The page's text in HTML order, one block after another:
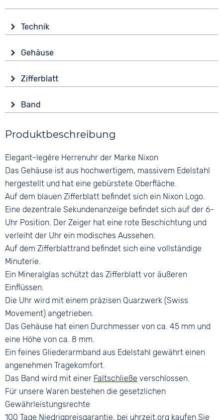
Technik
Batterie (Quarz)
Wasserdicht
10 bar
Gehäuse
Edelstahl
Form
Rund
Glas
Farbe
Silber
Zifferblatt
Analog
Blau
Ziffern
Arabisch
Band
Edelstahl
Farbe
Silber
Bandschließe
Faltschließe
Produktbeschreibung
Elegant-legére Herrenuhr der Marke Nixon
Das Gehäuse ist aus hochwertigem, massivem Edelstahl
hergestellt und hat eine gebürstete Oberfläche.
Auf dem blauen Zifferblatt befindet sich ein Nixon Logo.
Eine dezentrale Sekundenanzeige befindet sich auf der 6-
Uhr Position. Der Zeiger hat eine rote Beschichtung und
verleiht der Uhr ein modisches Aussehen.
Auf dem Zifferblattrand befindet sich eine vollständige
Minuterie.
Ein Mineralglas schützt das Zifferblatt vor äußeren
Einflüssen.
Die Uhr wird mit einem präzisen Quarzwerk (Swiss
Movement) angetrieben.
Das Gehäuse hat einen Durchmesser von ca. 45 mm und
eine Höhe von ca. 8 mm.
Ein feines Gliederarmband aus Edelstahl gewährt einen
angenehmen Tragekomfort.
Das Band wird mit einer Faltschließe verschlossen.
Für unsere Waren bestehen die gesetzlichen
Gewährleistungsrechte
100 Tage Niedrigpreisgarantie, bei uhrzeit.org kaufen Sie